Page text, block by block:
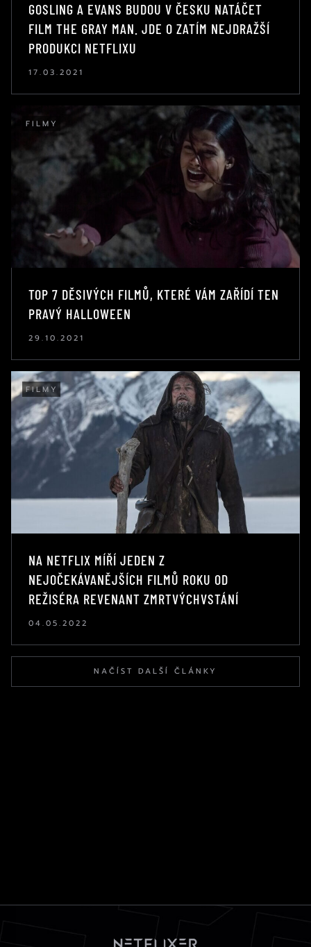
GOSLING A EVANS BUDOU V ČESKU NATÁČET
FILM THE GRAY MAN. JDE O ZATÍM NEJDRAŽŠÍ
PRODUKCI NETFLIXU
17.03.2021
FILMY
TOP 7 DĚSIVÝCH FILMŮ, KTERÉ VÁM ZAŘÍDÍ TEN
PRAVÝ HALLOWEEN
29.10.2021
FILMY
NA NETFLIX MÍŘÍ JEDEN Z
NEJOČEKÁVANĚJŠÍCH FILMŮ ROKU OD
REŽISÉRA REVENANT ZMRTVÝCHVSTÁNÍ
04.05.2022
NAČÍST DALŠÍ ČLÁNKY